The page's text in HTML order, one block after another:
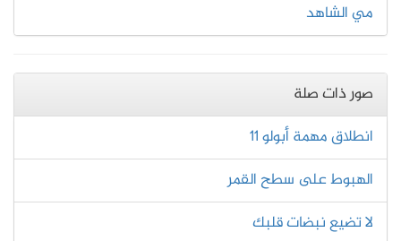
مي الشاهد
صور ذات صلة
انطلاق مهمة أبولو 11
الهبوط على سطح القمر
لا تضيع نبضات قلبك